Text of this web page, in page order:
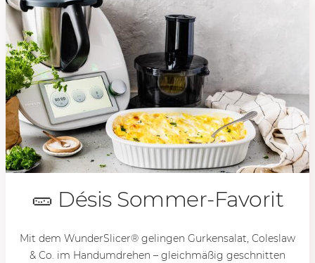
🥒 Désis Sommer-Favorit
Mit dem WunderSlicer® gelingen Gurkensalat, Coleslaw
& Co. im Handumdrehen – gleichmäßig geschnitten